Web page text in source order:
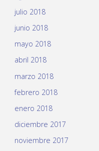
julio 2018
junio 2018
mayo 2018
abril 2018
marzo 2018
febrero 2018
enero 2018
diciembre 2017
noviembre 2017